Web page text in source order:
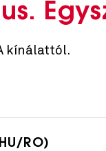
kínálattól.
RO)